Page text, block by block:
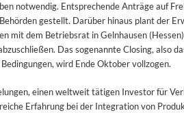
notwendig. Entsprechende Anträge auf
gestellt. Darüber hinaus plant der
mit dem Betriebsrat in Gelnhausen
Das sogenannte Closing, also
wird Ende Oktober vollzogen.
einen weltweit tätigen Investor für
Erfahrung bei der Integration von